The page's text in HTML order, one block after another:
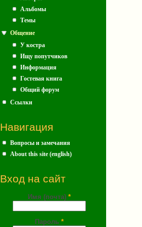
Альбомы
Темы
Общение
У костра
Ищу попутчиков
Информация
Гостевая книга
Общий форум
Ссылки
Навигация
Вопросы и замечания
About this site (english)
Вход на сайт
Имя (почта) *
Пароль *